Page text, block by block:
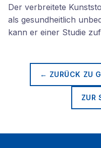
Der verbreitete
als gesundheitlich
kann er einer Studie
← ZURÜCK ZU
ZUR